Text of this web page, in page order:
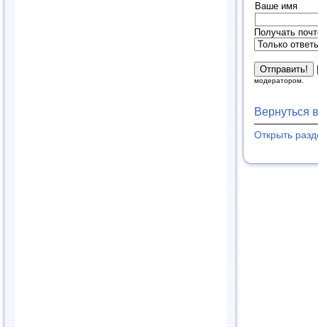
Ваше имя
Получать
модератором.
Вернуться
Открыть